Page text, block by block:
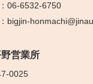
06-6532-6750
bigjin-
営業所
0025